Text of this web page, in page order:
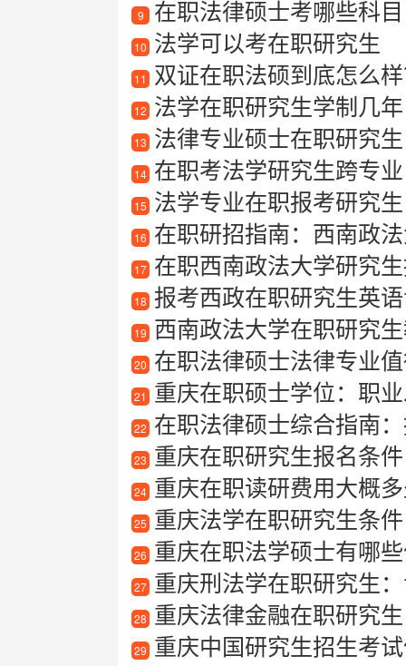
9 在职法律硕士考哪些科目
10 法学可以考在职研究生
11 双证在职法硕到底怎么
12 法学在职研究生学制几年
13 法律专业硕士在职研究生
14 在职考法学研究生跨专业
15 法学专业在职报考研究生
16 在职研招指南：西南政
17 在职西南政法大学研究
18 报考西政在职研究生英语专
19 西南政法大学在职研究
20 在职法律硕士法律专业
21 重庆在职硕士学位：职
22 在职法律硕士综合指南：
23 重庆在职研究生报名条件
24 重庆在职读研费用大概
25 重庆法学在职研究生条件
26 重庆在职法学硕士有哪
27 重庆刑法学在职研究生
28 重庆法律金融在职研究生
29 重庆中国研究生招生考